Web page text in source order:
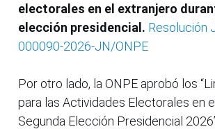
electorales en el extranjero
elección presidencial. Resolución
000090-2026-JN/ONPE
Por otro lado, la ONPE aprobó los
para las Actividades Electorales en
Segunda Elección Presidencial